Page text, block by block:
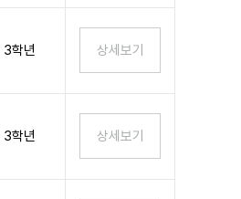
3학년
3학년